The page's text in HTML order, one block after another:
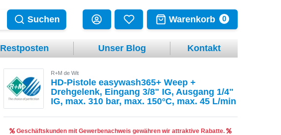
Warenkorb 0
Suchen
Restposten Unser Blog Kontakt
R+M de Wit
HD-Pistole easywash365+ Weep +
Drehgelenk, Eingang 3/8" IG, Ausgang 1/4"
IG, max. 310 bar, max. 150°C, max. 45 L/min
Geschäftskunden mit Gewerbenachweis gewähren wir attraktive Rabatte.